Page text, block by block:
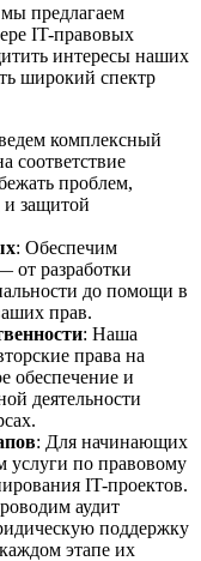
предлагаем
IT-правовых
интересы наших
широкий спектр
комплексный
соответствие
проблем,
и защитой
: Обеспечим
от разработки
до помощи в
прав.
: Наша
права на
обеспечение и
деятельности
: Для начинающих
услуги по правовому
IT-проектов.
аудит
поддержку
этапе их